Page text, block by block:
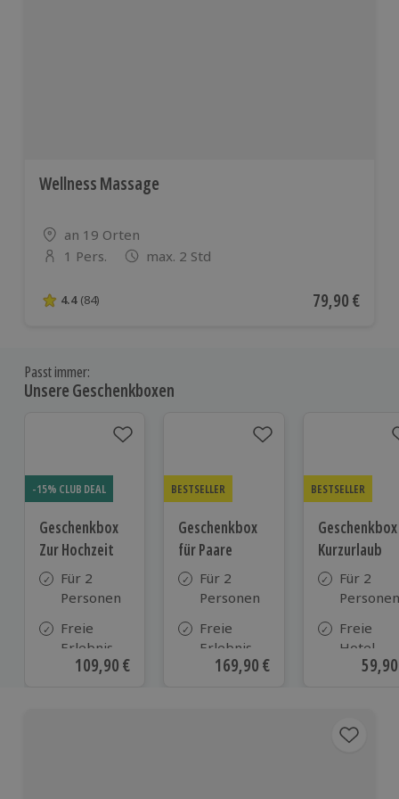
Wellness Massage
Standort
an 19 Orten
Anzahl der Teilnehmer
1 Pers. max. 2 Std
4.4 von 5 Sternen basierend auf 84 Bewertungen
4.4 (84) Aktueller
79,90 €
Passt immer:
Unsere Geschenkboxen
-15% CLUB DEAL
Geschenkbox
Zur Hochzeit
Für 2
Personen
Freie
Erlebnis-
Auswahl
Aktueller Preis
109,90 €
BESTSELLER
Geschenkbox
für Paare
Für 2
Personen
Freie
Erlebnis-
Auswahl
Aktueller Preis
169,90 €
BESTSELLER
Geschenkbox
Kurzurlaub
Für 2
Personen
Freie
Hotel-
Auswahl